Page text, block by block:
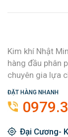
Kim khí Nhật
hàng đầu phân
chuyên gia lựa
ĐẶT HÀNG NHANH
Đại Cương-